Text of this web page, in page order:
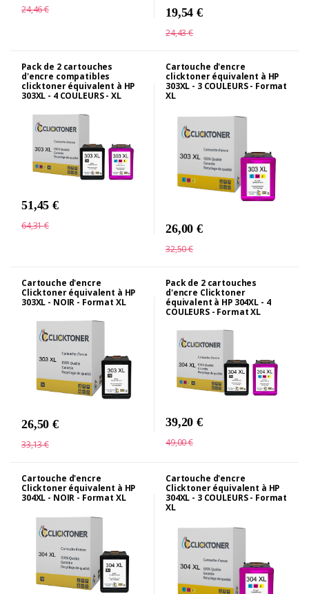
24,46 € 19,54 €
24,43 €
Pack de 2 cartouches
d'encre compatibles
clicktoner équivalent à HP
303XL - 4 COULEURS - XL
51,45 €
64,31 €
Cartouche d'encre
clicktoner équivalent à HP
303XL - 3 COULEURS - Format
XL
26,00 €
32,50 €
Cartouche d'encre
Clicktoner équivalent à HP
303XL - NOIR - Format XL
26,50 €
33,13 €
Pack de 2 cartouches
d'encre Clicktoner
équivalent à HP 304XL - 4
COULEURS - Format XL
39,20 €
49,00 €
Cartouche d'encre
Clicktoner équivalent à HP
304XL - NOIR - Format XL
Cartouche d'encre
Clicktoner équivalent à HP
304XL - 3 COULEURS - Format
XL